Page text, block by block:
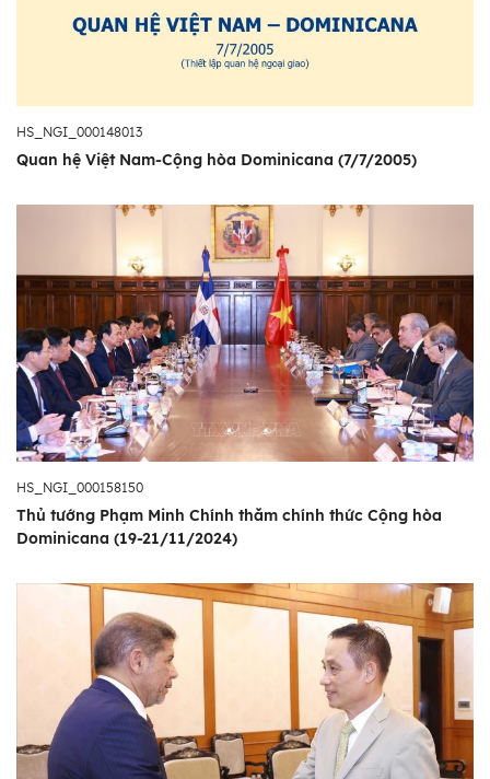
HS_NGI_000148013
Quan hệ Việt Nam-Cộng hòa Dominicana (7/7/2005)
HS_NGI_000158150
Thủ tướng Phạm Minh Chính thăm chính thức Cộng hòa
Dominicana (19-21/11/2024)